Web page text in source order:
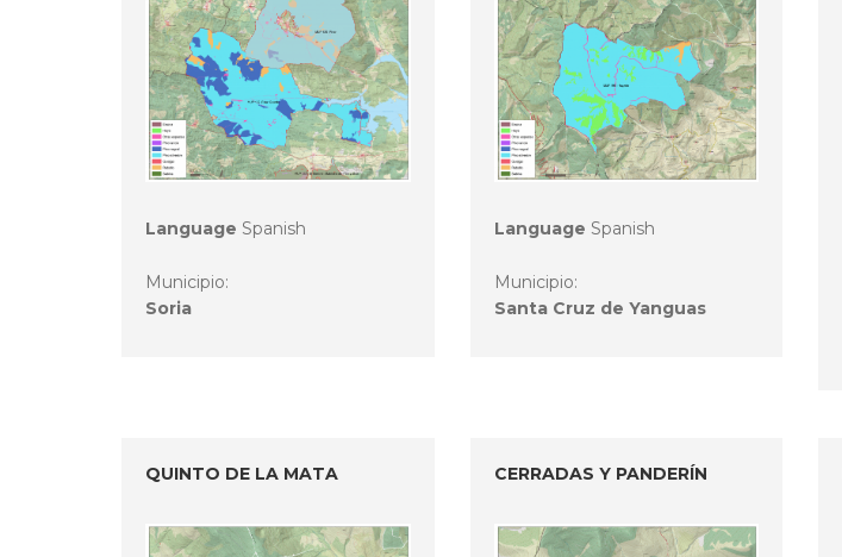
Language Spanish
Municipio:
Soria
Language Spanish
Municipio:
Santa Cruz de Yanguas
QUINTO DE LA MATA CERRADAS Y PANDERÍN